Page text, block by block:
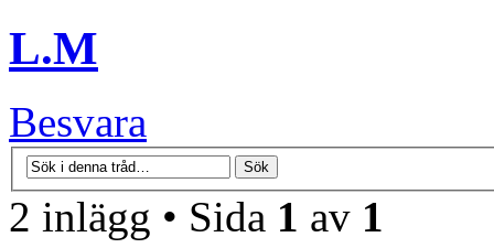
L.M
Besvara
2 inlägg • Sida 1 av 1